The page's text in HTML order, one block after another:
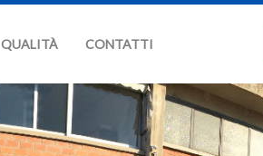
QUALITÀ CONTATTI